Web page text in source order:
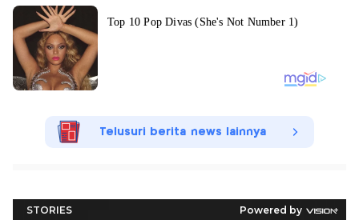
Telusuri berita news lainnya